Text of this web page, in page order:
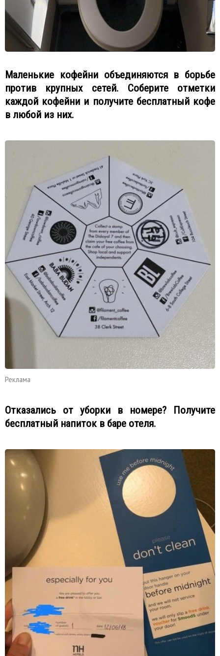
Маленькие кофейни объединяются в борьбе
против крупных сетей. Соберите отметки
каждой кофейни и получите бесплатный кофе
в любой из них.
Реклама
Отказались от уборки в номере? Получите
бесплатный напиток в баре отеля.